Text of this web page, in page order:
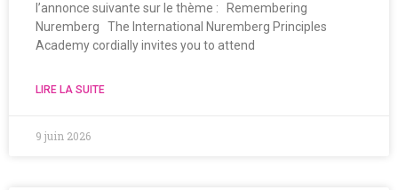
l’annonce suivante sur le thème : Remembering
Nuremberg The International Nuremberg Principles
Academy cordially invites you to attend
LIRE LA SUITE
9 juin 2026